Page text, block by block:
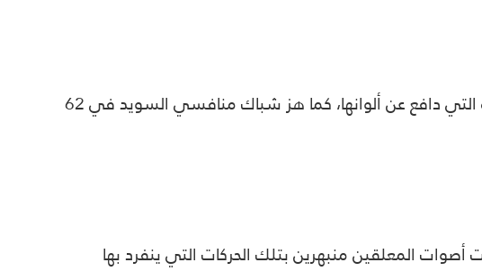
قائد منتخب السويد لسنوات طويلة، سجل أكثر من 500 هدف بنهاية الموسم المنقضي مع الأندية التي دافع عن ألوانها، كما هز شباك منافسي السويد في 62
أصوات المعلقين منبهرين بتلك الحركات التي ينفرد بها